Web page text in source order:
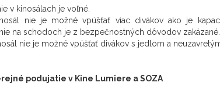
v kinosálach je voľné.
nie je možné vpúšťať viac divákov ako je
na schodoch je z bezpečnostných dôvodov
nie je možné vpúšťať divákov s jedlom a
podujatie v Kine Lumiere a SOZA